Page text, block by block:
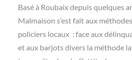
Basé à Roubaix depuis quelques
Malmaison s’est fait aux
policiers locaux : face aux
et aux barjots divers la méthode